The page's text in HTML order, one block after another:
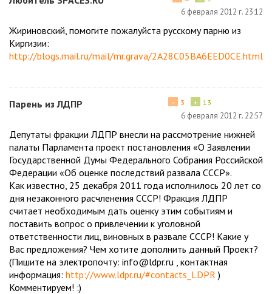
6 февраля 2012 г. 23:12
Жириновский, помогите пожалуйста русскому парню из
Киргизии:
http://blogs.mail.ru/mail/mr.grava/2A28C05BA6EED0CE.html
Парень из ЛДПР + 13
− 3
6 февраля 2012 г. 22:57
Депутаты фракции ЛДПР внесли на рассмотрение нижней
палаты Парламента проект постановления «О Заявлении
Государственной Думы Федерального Собрания Российской
Федерации «Об оценке последствий развала СССР».
Как известно, 25 декабря 2011 года исполнилось 20 лет со
дня незаконного расчленения СССР! Фракция ЛДПР
считает необходимым дать оценку этим событиям и
поставить вопрос о привлечении к уголовной
ответственности лиц, виновных в развале СССР! Какие у
Вас предложения? Чем хотите дополнить данный Проект?
(Пишите на электропочту: info@ldpr.ru , контактная
информация: http://www.ldpr.ru/#contacts_LDPR )
Комментируем! :)